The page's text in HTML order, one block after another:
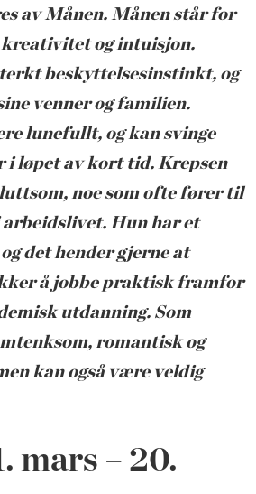
av Månen. Månen står for
og intuisjon.
beskyttelsesinstinkt, og
venner og familien.
lunefullt, og kan svinge
i løpet av kort tid. Krepsen
noe som ofte fører til
Hun har et
det hender gjerne at
å jobbe praktisk framfor
utdanning. Som
romantisk og
kan også være veldig
mars – 20.